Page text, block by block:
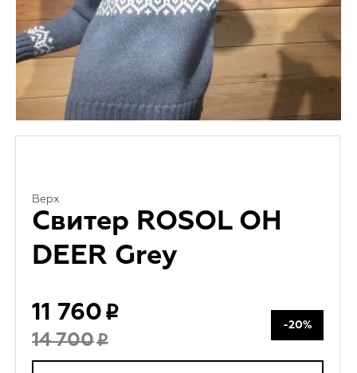
Верх
Свитер ROSOL OH
DEER Grey
11 760
14 700
-20%